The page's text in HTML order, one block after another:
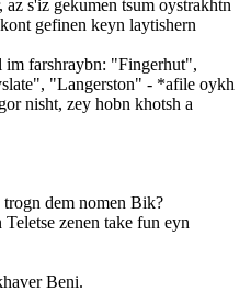
s'iz gekumen tsum oystrakhtn
gefinen keyn laytishern
im farshraybn: "Fingerhut",
"Langerston" - *afile oykh
nisht, zey hobn khotsh a
dem nomen Bik?
zenen take fun eyn
Beni.